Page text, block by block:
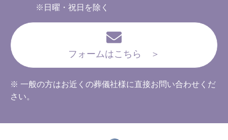
※日曜・祝日を除く
フォームはこちら ＞
※ 一般の方はお近くの葬儀社様に直接お問い合わせくだ
さい。